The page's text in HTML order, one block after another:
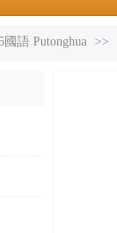
國語 Putonghua >>